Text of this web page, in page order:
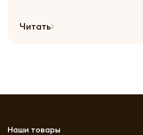
Читать
Наши товары